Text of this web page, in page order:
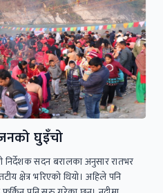
घुइँचो
निर्देशक सदन बरालका अनुसार रातभर
क्षेत्र भरिएको थियो। अहिले पनि